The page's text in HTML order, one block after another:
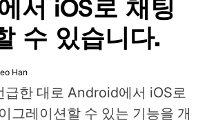
서 iOS로 채팅
수 있습니다.
Han
한 대로 Android에서 iOS로
그레이션할 수 있는 기능을 개